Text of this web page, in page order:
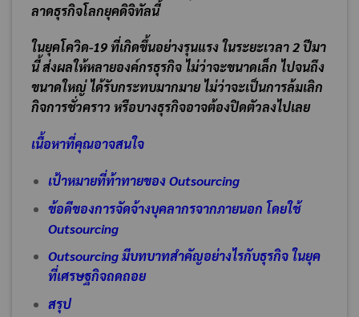
ลาดธุรกิจโลกยุคดิจิทัลนี้
ในยุคโควิด-19 ที่เกิดขึ้นอย่างรุนแรง ในระยะเวลา 2 ปีมา
นี้ ส่งผลให้หลายองค์กรธุรกิจ ไม่ว่าจะขนาดเล็ก ไปจนถึง
ขนาดใหญ่ ได้รับกระทบมากมาย ไม่ว่าจะเป็นการล้มเลิก
กิจการชั่วคราว หรือบางธุรกิจอาจต้องปิดตัวลงไปเลย
เนื้อหาที่คุณอาจสนใจ
เป้าหมายที่ท้าทายของ Outsourcing
ข้อดีของการจัดจ้างบุคลากรจากภายนอก โดยใช้
Outsourcing
Outsourcing มีบทบาทสำคัญอย่างไรกับธุรกิจ ในยุค
ที่เศรษฐกิจถดถอย
สรุป